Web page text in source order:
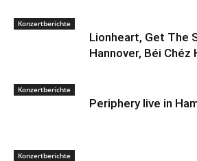
Konzertberichte
Lionheart, Get The
Hannover, Béi Chéz
Konzertberichte
Periphery live in
Konzertberichte